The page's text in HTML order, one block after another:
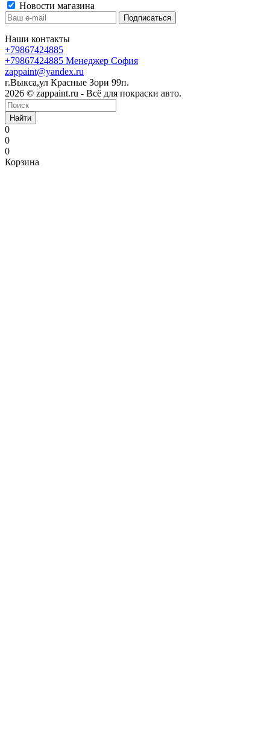
Новости магазина
Наши контакты
+79867424885
+79867424885 Менеджер София
zappaint@yandex.ru
г.Выкса,ул Красные Зори 99п.
2026 © zappaint.ru - Всё для покраски авто.
Найти
0
0
0
Корзина